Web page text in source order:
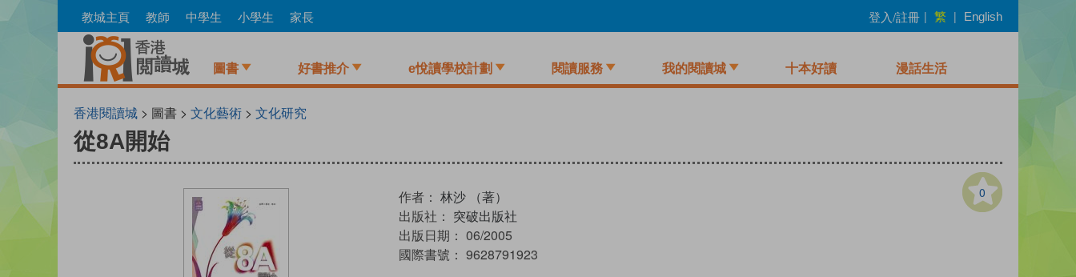
to
教城主頁 教師 中學生 小學生 家長 登入/註冊 | 繁 | English
圖書 好書推介 e悅讀學校計劃 閱讀服務 我的閱讀城 十本好讀 漫話生活
香港閱讀城 > 圖書 > 文化藝術 > 文化研究
從8A開始
0
作者： 林沙 （著）
出版社： 突破出版社
出版日期： 06/2005
國際書號： 9628791923